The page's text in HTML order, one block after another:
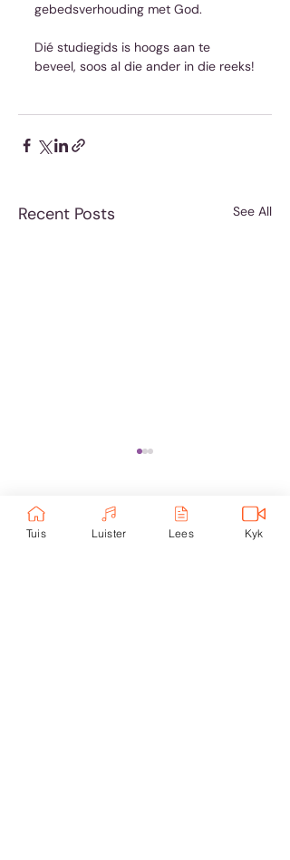
gebedsverhouding met God.
Dié studiegids is hoogs aan te
beveel, soos al die ander in die reeks!
Recent Posts See All
Comments
Tuis Luister Lees Kyk